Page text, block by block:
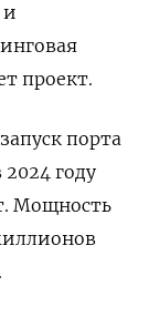
и
проект.
порта
году
Мощность